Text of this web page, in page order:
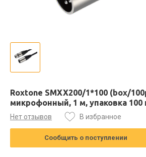
Roxtone SMXX200/1*100 (box/
микрофонный, 1 м, упаковка 100
Нет отзывов В избранное
Сообщить о поступлении